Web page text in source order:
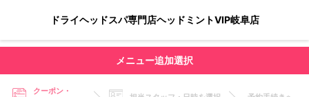
ドライヘッドスパ専門店ヘッドミントVIP岐阜店
メニュー追加選択
クーポン・